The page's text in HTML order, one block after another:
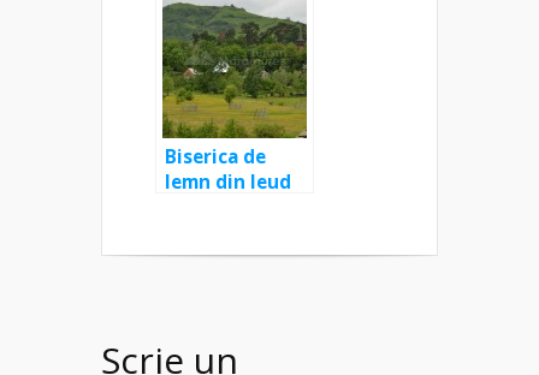
“Sfânta
Paraschiva” –
monument
UNESCO
Biserica de
lemn din Ieud
Domnului” –
Scrie un